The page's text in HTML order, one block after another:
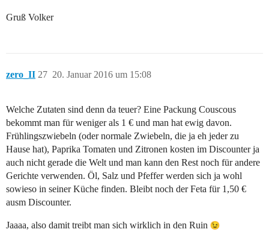
Gruß Volker
zero_II 20. Januar 2016 um 15:08
27
Welche Zutaten sind denn da teuer? Eine Packung Couscous
bekommt man für weniger als 1 € und man hat ewig davon.
Frühlingszwiebeln (oder normale Zwiebeln, die ja eh jeder zu
Hause hat), Paprika Tomaten und Zitronen kosten im Discounter ja
auch nicht gerade die Welt und man kann den Rest noch für andere
Gerichte verwenden. Öl, Salz und Pfeffer werden sich ja wohl
sowieso in seiner Küche finden. Bleibt noch der Feta für 1,50 €
ausm Discounter.
Jaaaa, also damit treibt man sich wirklich in den Ruin